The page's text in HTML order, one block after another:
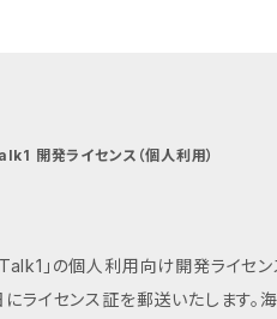
開発ライセンス（個人利用）
」の個人利用向け開発ライセ
センス証を郵送いたします。海外発送はできません。